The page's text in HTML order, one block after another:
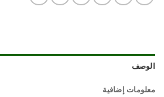
الوصف
معلومات إضافية